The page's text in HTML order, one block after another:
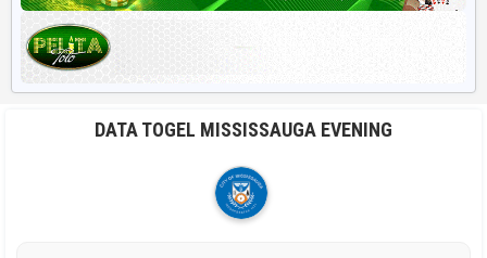
DATA TOGEL MISSISSAUGA EVENING